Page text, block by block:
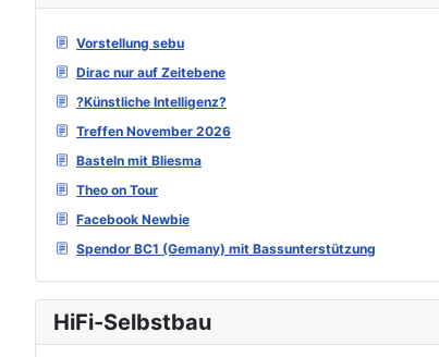
Vorstellung sebu
Dirac nur auf Zeitebene
?Künstliche Intelligenz?
Treffen November 2026
Basteln mit Bliesma
Theo on Tour
Facebook Newbie
Spendor BC1 (Gemany) mit Bassunterstützung
HiFi-Selbstbau